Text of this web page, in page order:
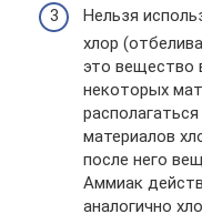
Нельзя
хлор
это вещество
некоторых
материалов
после него
Аммиак
аналогично